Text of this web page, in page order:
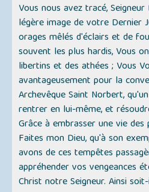
Vous nous avez tracé,
légère image de votre Dernier
orages mêlés d'éclairs et de
souvent les plus hardis, Vous
libertins et des athées ; Vous
avantageusement pour la
Archevêque Saint Norbert,
rentrer en lui-même, et
Grâce à embrasser une vie des
Faites mon Dieu, qu'à son
avons de ces tempêtes
appréhender vos vengeances
Christ notre Seigneur. Ainsi